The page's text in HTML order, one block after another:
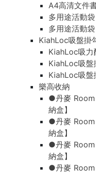
A4高清文件
多用途活動
多用途活動
KiahLoc吸盤掛
KiahLoc吸力
KiahLoc吸
KiahLoc吸
樂高收納
●丹麥 Room
納盒】
●丹麥 Room
納盒】
●丹麥 Room
納盒】
●丹麥 Room